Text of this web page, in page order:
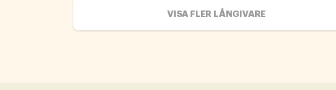
VISA FLER LÅNGIVARE